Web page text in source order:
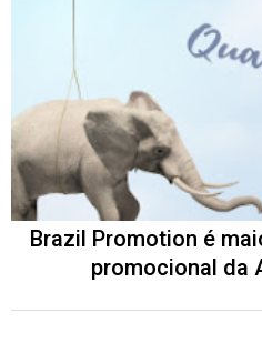
Brazil Promotion é
promocional da